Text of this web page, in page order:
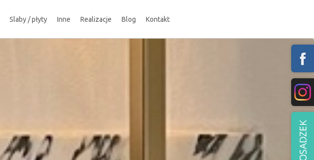
Slaby / płyty Inne Realizacje Blog Kontakt